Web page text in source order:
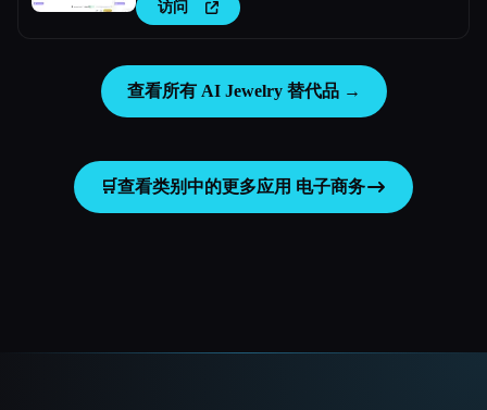
访问
查看所有 AI Jewelry 替代品 →
🛒查看类别中的更多应用 电子商务